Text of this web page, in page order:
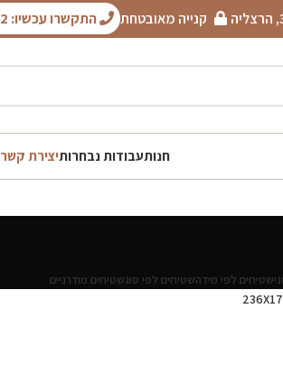
קנייה מאובטחת התקשרו עכשיו: 050-4683642
חנותעבודות נבחרותיצירת קשר
שטיחים לפי מידהשטיחים לפי סוגשטיחים מודרניים